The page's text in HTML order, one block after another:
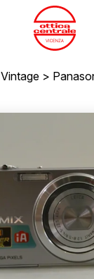
Vintage >